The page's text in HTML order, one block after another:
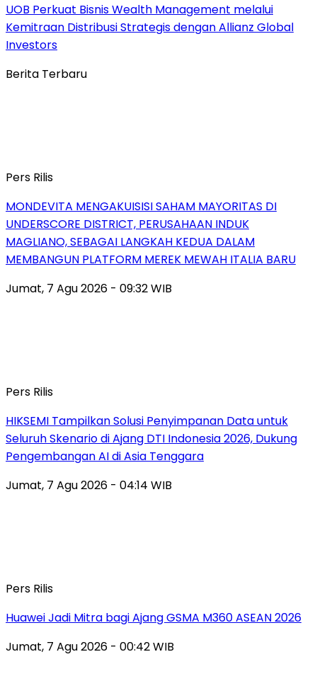
UOB Perkuat Bisnis Wealth Management melalui
Kemitraan Distribusi Strategis dengan Allianz Global
Investors
Berita Terbaru
Pers Rilis
MONDEVITA MENGAKUISISI SAHAM MAYORITAS DI
UNDERSCORE DISTRICT, PERUSAHAAN INDUK
MAGLIANO, SEBAGAI LANGKAH KEDUA DALAM
MEMBANGUN PLATFORM MEREK MEWAH ITALIA BARU
Jumat, 7 Agu 2026 - 09:32 WIB
Pers Rilis
HIKSEMI Tampilkan Solusi Penyimpanan Data untuk
Seluruh Skenario di Ajang DTI Indonesia 2026, Dukung
Pengembangan AI di Asia Tenggara
Jumat, 7 Agu 2026 - 04:14 WIB
Pers Rilis
Huawei Jadi Mitra bagi Ajang GSMA M360 ASEAN 2026
Jumat, 7 Agu 2026 - 00:42 WIB